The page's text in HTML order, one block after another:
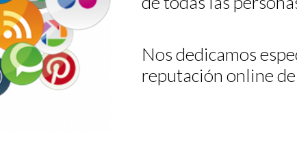
Nos dedicamos
reputación online